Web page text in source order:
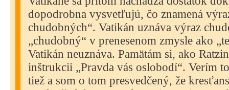
dopodrobna vysvetľujú, čo znamená
chudobných“. Vatikán uznáva výraz
„chudobný“ v prenesenom zmysle ako
Vatikán neuznáva. Pamätám si, ako
inštrukcii „Pravda vás oslobodí“. Verím
tiež a som o tom presvedčený, že